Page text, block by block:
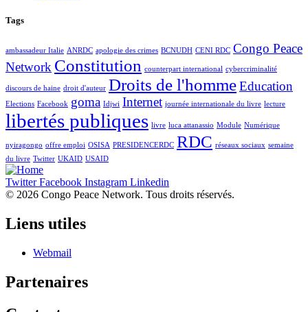
Tags
ambassadeur Italie ANRDC apologie des crimes BCNUDH CENI RDC Congo Peace
Network Constitution counterpart international cybercriminalité
discours de haine droit d'auteur Droits de l'hommeEducation
Elections Facebook goma Idjwi Internet journée internationale du livre lecture
libertés publiques livre luca attanassio Module Numérique
nyiragongo offre emploi OSISA PRESIDENCERDC RDC réseaux sociaux semaine
du livre Twitter UKAID USAID
Twitter Facebook Instagram Linkedin
© 2026 Congo Peace Network. Tous droits réservés.
Liens utiles
Webmail
Partenaires